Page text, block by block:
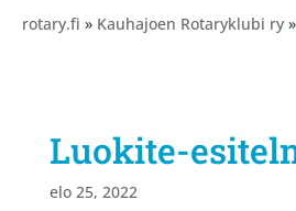
rotary.fi » Kauhajoen Rotaryklubi ry
Luokite-
elo 25, 2022